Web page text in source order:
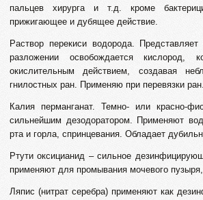
пальцев хирурга и т.д. кроме
прижигающее и дубящее действие.
Раствор перекиси водорода.
разложении освобождается
окислительным действием, создавая
гнилостных ран. Применяю при перевязки ран.
Калия перманганат. Темно- или красно-
сильнейшим дезодоратором. Применяют
рта и горла, спринцевания. Обладает
Ртути оксицианид – сильное
применяют для промывания мочевого
Ляпис (нитрат серебра) применяют как